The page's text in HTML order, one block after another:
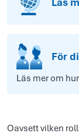
För
Läs mer om
Oavsett vilken